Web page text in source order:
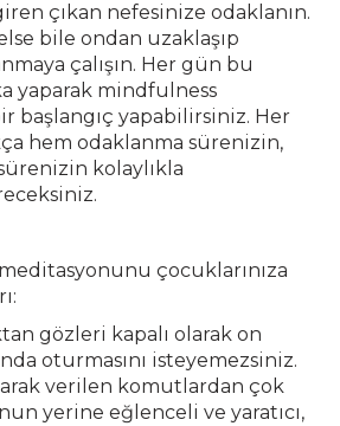
çıkan nefesinize odaklanın.
bile ondan uzaklaşıp
çalışın. Her gün bu
yaparak mindfulness
başlangıç yapabilirsiniz. Her
hem odaklanma sürenizin,
kolaylıkla
çocuklarınıza
gözleri kapalı olarak on
oturmasını isteyemezsiniz.
verilen komutlardan çok
yerine eğlenceli ve yaratıcı,